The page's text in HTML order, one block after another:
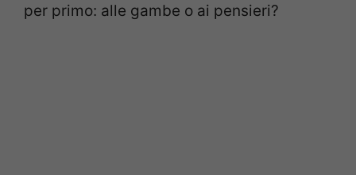
per primo: alle gambe o ai pensieri?